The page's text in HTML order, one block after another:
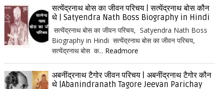
सत्येंद्रनाथ बोस का जीवन परिचय | सत्येंद्रनाथ बोस कौन
थे | Satyendra Nath Boss Biography in Hindi
सत्येंद्रनाथ बोस का जीवन परिचय, Satyendra Nath Boss
Biography in Hindi सत्येंद्रनाथ बोस का जीवन परिचय,
सत्येंद्रनाथ बोस क... Readmore
अबनींद्रनाथ टैगोर जीवन परिचय | अबनींद्रनाथ टैगोर कौन
थे |Abanindranath Tagore Jeevan Parichay